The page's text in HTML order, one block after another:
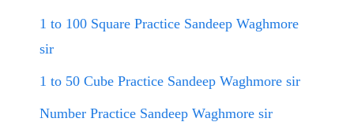
1 to 100 Square Practice Sandeep Waghmore
sir
1 to 50 Cube Practice Sandeep Waghmore sir
Number Practice Sandeep Waghmore sir